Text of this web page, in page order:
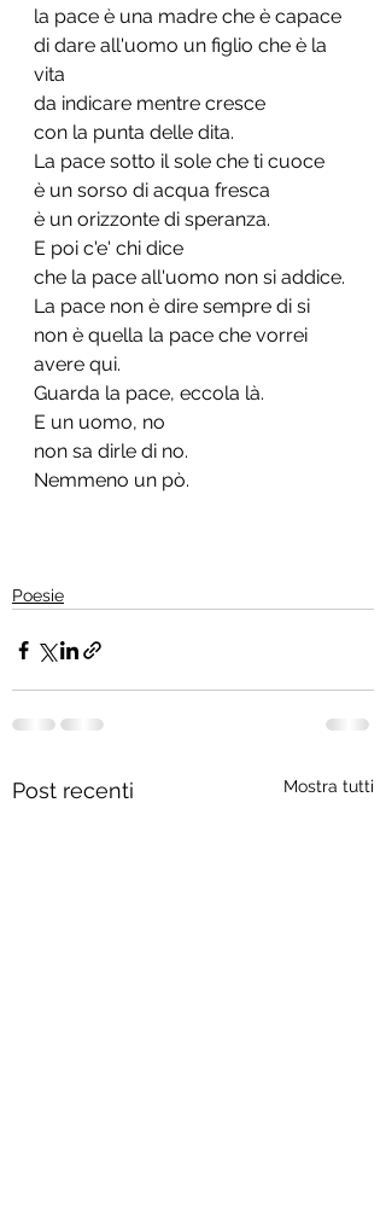
la pace è una madre che è capace
di dare all'uomo un figlio che è la
vita
da indicare mentre cresce
con la punta delle dita.
La pace sotto il sole che ti cuoce
è un sorso di acqua fresca
è un orizzonte di speranza.
E poi c'e' chi dice
che la pace all'uomo non si addice.
La pace non è dire sempre di si
non è quella la pace che vorrei
avere qui.
Guarda la pace, eccola là.
E un uomo, no
non sa dirle di no.
Nemmeno un pò.
Poesie
Post recenti Mostra tutti